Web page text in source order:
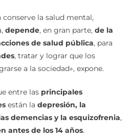
la salud mental,
depende, en gran parte,de la
de salud pública, para
, tratar y lograr que los
entre lasprincipales
están ladepresión, la
demencias y la esquizofrenia